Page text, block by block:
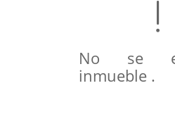
No se
inmueble .